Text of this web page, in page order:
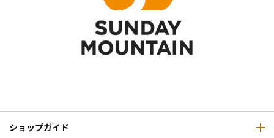
ショップガイド